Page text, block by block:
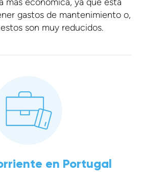
más económica, ya que esta
gastos de mantenimiento o,
son muy reducidos.
en Portugal